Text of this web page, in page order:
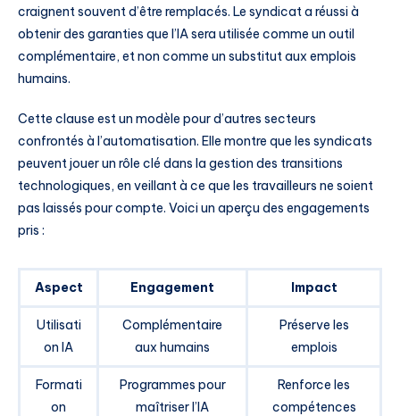
craignent souvent d’être remplacés. Le syndicat a réussi à
obtenir des garanties que l’IA sera utilisée comme un outil
complémentaire, et non comme un substitut aux emplois
humains.
Cette clause est un modèle pour d’autres secteurs
confrontés à l’automatisation. Elle montre que les syndicats
peuvent jouer un rôle clé dans la gestion des transitions
technologiques, en veillant à ce que les travailleurs ne soient
pas laissés pour compte. Voici un aperçu des engagements
pris :
Aspect Engagement Impact
Utilisati
on IA
Complémentaire
aux humains
Préserve les
emplois
Formati
on
Programmes pour
maîtriser l’IA
Renforce les
compétences